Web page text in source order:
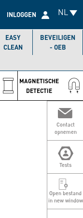
NL
utilisateur
INLOGGEN
EASY
CLEAN
BEVEILIGEN
- OEB
MAGNETISCHE
DETECTIE
Contact
opnemen
Tests
Open bestand
in new window